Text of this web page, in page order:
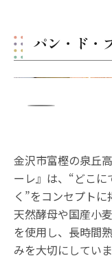
パン・ド・
金沢市富樫の泉丘
ーレ』は、“どこ
く”をコンセプトに
天然酵母や国産小
を使用し、長時間
みを大切にしていま